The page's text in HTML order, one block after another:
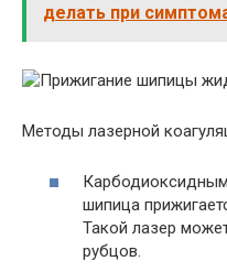
делать при
Методы лазерной
шипица
Такой лазер
рубцов.